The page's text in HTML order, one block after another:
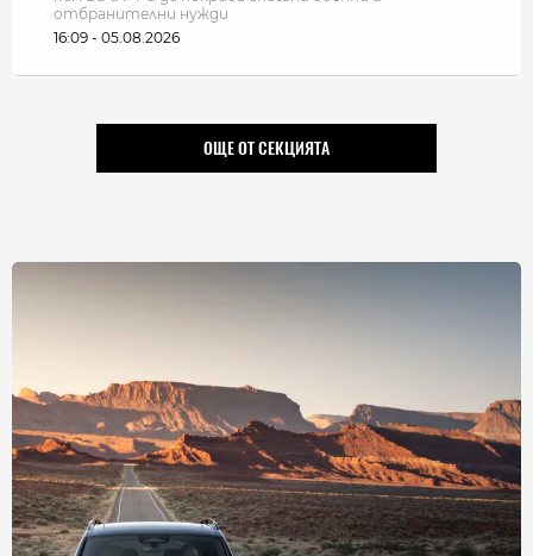
отбранителни нужди
16:09 - 05.08.2026
ОЩЕ ОТ СЕКЦИЯТА